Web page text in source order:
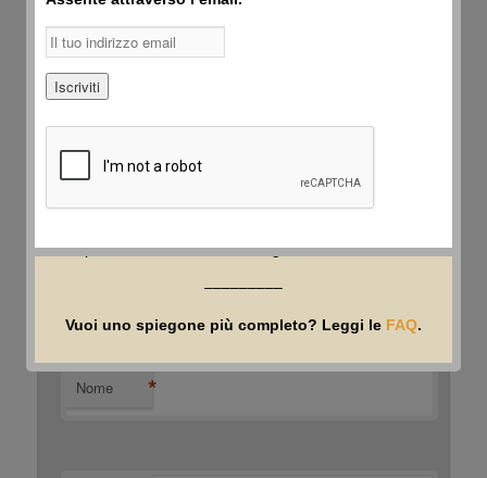
obbligatori sono contrassegnati
Nome *
Sicché, se la tua fede è delicata
non leggere gli articoli e non guardare i video
Se invece ti interessa una sfida intellettuale onesta,
allora procedi pure. Ma sappilo: a tuo rischio e pericolo.
Poi però non dire che non ti avevamo avvisato.
perché la tua sensibilità religiosa è stata ferita.
–––––––––
Vuoi uno spiegone più completo? Leggi le FAQ.